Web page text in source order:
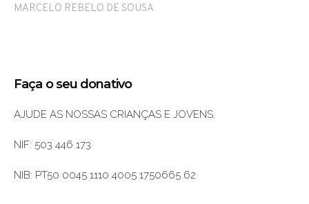
MARCELO REBELO DE SOUSA
Faça o seu donativo
AJUDE AS NOSSAS CRIANÇAS E JOVENS.
NIF: 503 446 173
NIB: PT50 0045 1110 4005 1750665 62